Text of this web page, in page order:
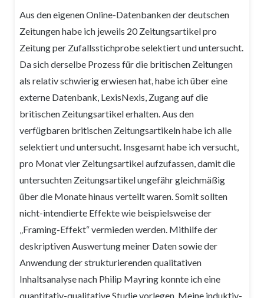
Aus den eigenen Online-Datenbanken der deutschen
Zeitungen habe ich jeweils 20 Zeitungsartikel pro
Zeitung per Zufallsstichprobe selektiert und untersucht.
Da sich derselbe Prozess für die britischen Zeitungen
als relativ schwierig erwiesen hat, habe ich über eine
externe Datenbank, LexisNexis, Zugang auf die
britischen Zeitungsartikel erhalten. Aus den
verfügbaren britischen Zeitungsartikeln habe ich alle
selektiert und untersucht. Insgesamt habe ich versucht,
pro Monat vier Zeitungsartikel aufzufassen, damit die
untersuchten Zeitungsartikel ungefähr gleichmäßig
über die Monate hinaus verteilt waren. Somit sollten
nicht-intendierte Effekte wie beispielsweise der
„Framing-Effekt“ vermieden werden. Mithilfe der
deskriptiven Auswertung meiner Daten sowie der
Anwendung der strukturierenden qualitativen
Inhaltsanalyse nach Philip Mayring konnte ich eine
quantitativ-qualitative Studie vorlegen. Meine induktiv-